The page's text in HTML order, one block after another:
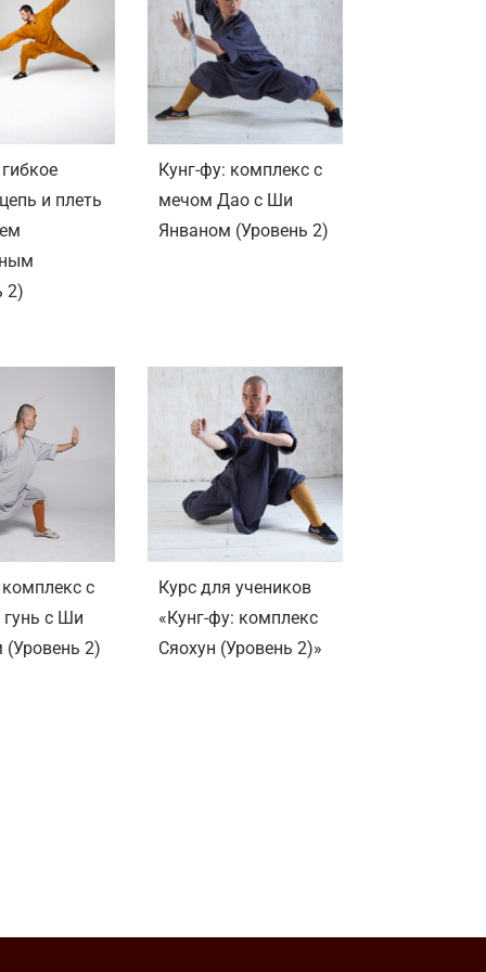
и плеть
2)
Кунг-фу: комплекс с
мечом Дао с Ши
Янваном (Уровень 2)
с
с Ши
2)
Курс для учеников
«Кунг-фу: комплекс
Сяохун (Уровень 2)»